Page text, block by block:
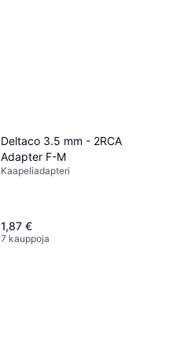
Deltaco 3.5 mm - 2RCA
Adapter F-M
Kaapeliadapteri
1,87 €
7 kauppoja